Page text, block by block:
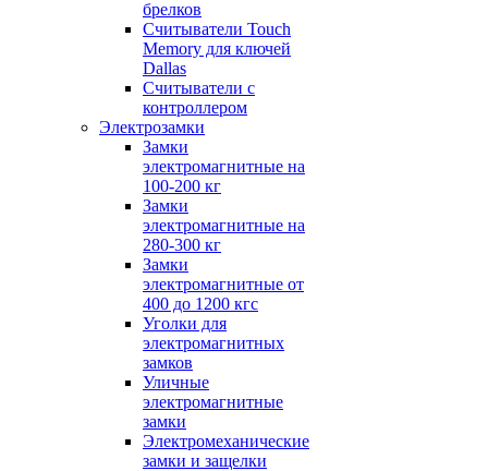
брелков
Считыватели Touch
Memory для ключей
Dallas
Считыватели с
контроллером
Электрозамки
Замки
электромагнитные на
100-200 кг
Замки
электромагнитные на
280-300 кг
Замки
электромагнитные от
400 до 1200 кгс
Уголки для
электромагнитных
замков
Уличные
электромагнитные
замки
Электромеханические
замки и защелки